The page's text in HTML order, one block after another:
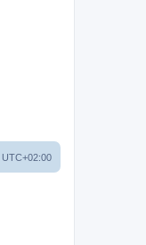
UTC+02:00